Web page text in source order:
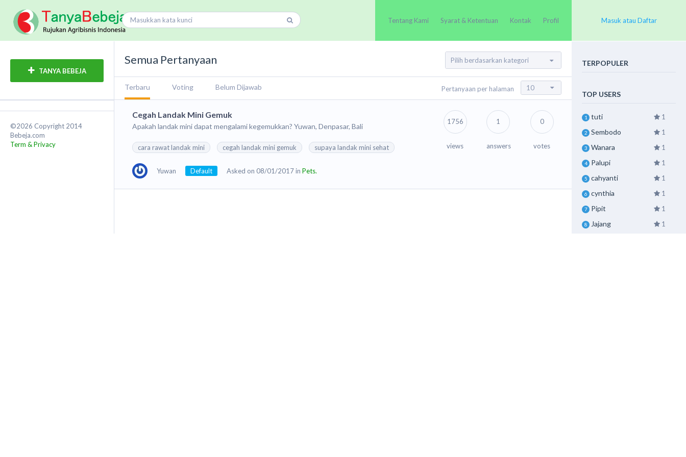
Tentang Kami Syarat & Ketentuan Kontak Profil Masuk atau Daftar
TANYA BEBEJA
©2026 Copyright 2014
Bebeja.com
Term & Privacy
Semua Pertanyaan
Terbaru Voting Belum Dijawab Pertanyaan per halaman
Cegah Landak Mini Gemuk
Apakah landak mini dapat mengalami kegemukkan? Yuwan, Denpasar, Bali
cara rawat landak mini cegah landak mini gemuk supaya landak mini sehat
Yuwan Default Asked on 08/01/2017 in Pets.
1756
views
1
answers
0
votes
TERPOPULER
TOP USERS
1 tuti 1
2 Sembodo 1
3 Wanara 1
4 Palupi 1
5 cahyanti 1
6 cynthia 1
7 Pipit 1
8 Jajang 1